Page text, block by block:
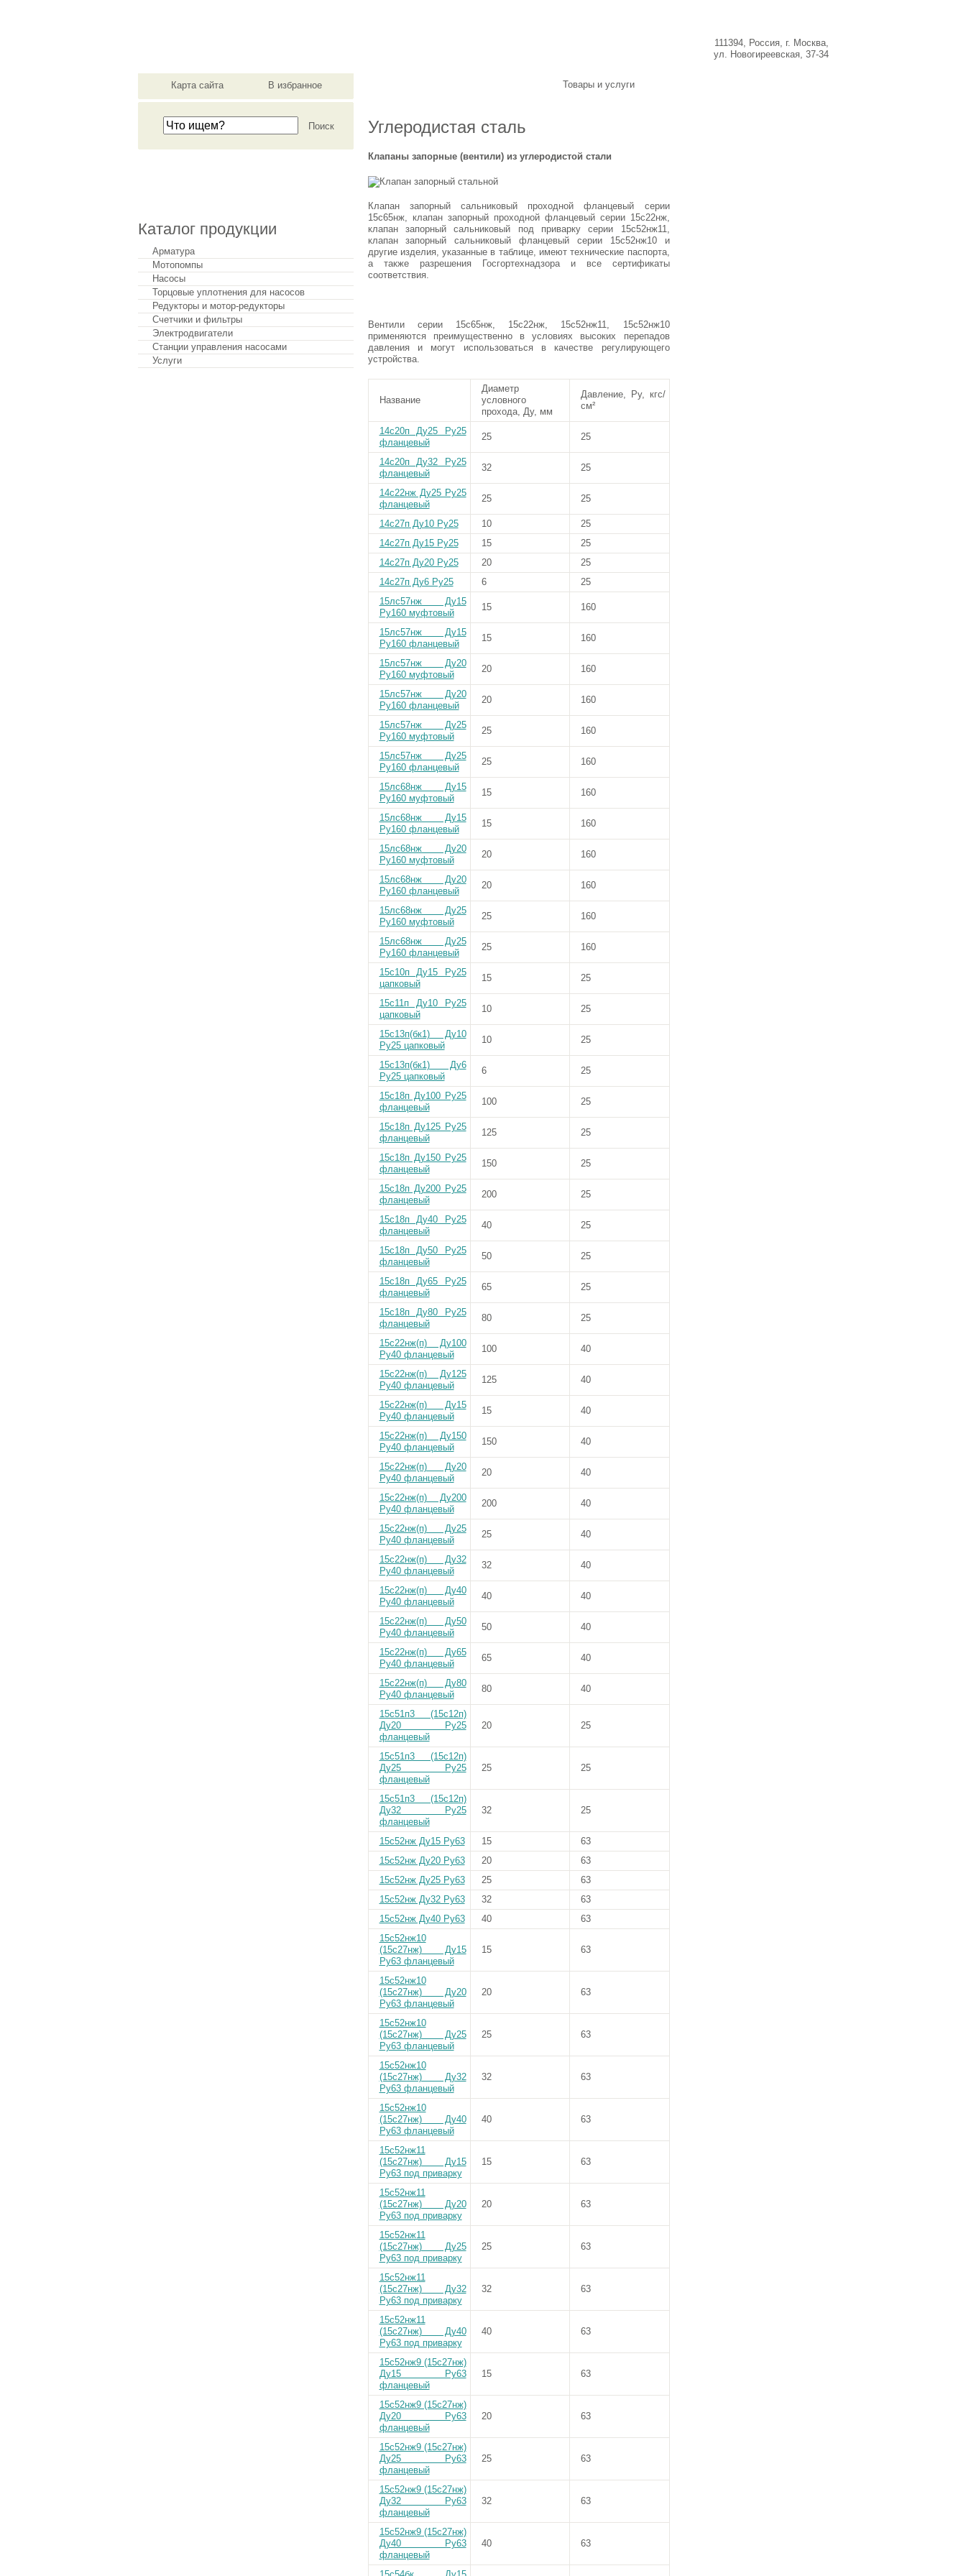
111394, Россия г. Москва,
ул. Новогиреевская, 37-34
Карта сайта В избранное Товары и услуги
Углеродистая сталь
Клапаны запорные (вентили) из углеродистой стали
Клапан запорный сальниковый проходной фланцевый серии
15с65нж, клапан запорный проходной фланцевый серии 15с22нж,
клапан запорный сальниковый под приварку серии 15с52нж11,
клапан запорный сальниковый фланцевый серии 15с52нж10 и
другие изделия, указанные в таблице, имеют технические паспорта,
а также разрешения Госгортехнадзора и все сертификаты
соответствия.
Вентили серии 15с65нж, 15с22нж, 15с52нж11, 15с52нж10
применяются преимущественно в условиях высоких перепадов
давления и могут использоваться в качестве регулирующего
устройства.
Название
Диаметр
условного
прохода, Ду, мм
Давление, Ру, кгс/
см²
14с20п Ду25 Ру25
фланцевый
25 25
14с20п Ду32 Ру25
фланцевый
32 25
14с22нж Ду25 Ру25
фланцевый
25 25
14с27п Ду10 Ру25 10
25
14с27п Ду15 Ру25
15
25
14с27п Ду20 Ру25
20
25
14с27п Ду6 Ру25
6
25
15лс57нж Ду15
Ру160 муфтовый
15 160
15лс57нж Ду15
Ру160 фланцевый
15 160
15лс57нж Ду20
Ру160 муфтовый
20 160
15лс57нж Ду20
Ру160 фланцевый
20 160
15лс57нж Ду25
Ру160 муфтовый
25 160
15лс57нж Ду25
Ру160 фланцевый
25 160
15лс68нж Ду15
Ру160 муфтовый
15 160
15лс68нж Ду15
Ру160 фланцевый
15 160
15лс68нж Ду20
Ру160 муфтовый
20 160
15лс68нж Ду20
Ру160 фланцевый
20 160
15лс68нж Ду25
Ру160 муфтовый
25 160
15лс68нж Ду25
Ру160 фланцевый
25 160
15с10п Ду15 Ру25
цапковый
15 25
15с11п Ду10 Ру25
цапковый
10 25
15с13п(бк1) Ду10
Ру25 цапковый
10 25
15с13п(бк1) Ду6
Ру25 цапковый
6 25
15с18п Ду100 Ру25
фланцевый
100 25
15с18п Ду125 Ру25
фланцевый
125 25
15с18п Ду150 Ру25
фланцевый
150 25
15с18п Ду200 Ру25
фланцевый
200 25
15с18п Ду40 Ру25
фланцевый
40 25
15с18п Ду50 Ру25
фланцевый
50 25
15с18п Ду65 Ру25
фланцевый
65 25
15с18п Ду80 Ру25
фланцевый
80 25
15с22нж(п) Ду100
Ру40 фланцевый
100 40
15с22нж(п) Ду125
Ру40 фланцевый
125 40
15с22нж(п) Ду15
Ру40 фланцевый
15 40
15с22нж(п) Ду150
Ру40 фланцевый
150 40
15с22нж(п) Ду20
Ру40 фланцевый
20 40
15с22нж(п) Ду200
Ру40 фланцевый
200 40
15с22нж(п) Ду25
Ру40 фланцевый
25 40
15с22нж(п) Ду32
Ру40 фланцевый
32 40
15с22нж(п) Ду40
Ру40 фланцевый
40 40
15с22нж(п) Ду50
Ру40 фланцевый
50 40
15с22нж(п) Ду65
Ру40 фланцевый
65 40
15с22нж(п) Ду80
Ру40 фланцевый
80 40
15с51п3 (15с12п)
Ду20 Ру25
фланцевый
20 25
15с51п3 (15с12п)
Ду25 Ру25
фланцевый
25 25
15с51п3 (15с12п)
Ду32 Ру25
фланцевый
32 25
15с52нж Ду15 Ру63 15
63
15с52нж Ду20 Ру63
20
63
15с52нж Ду25 Ру63
25
63
15с52нж Ду32 Ру63
32
63
15с52нж Ду40 Ру63
40
63
15с52нж10
(15с27нж) Ду15
Ру63 фланцевый
15 63
15с52нж10
(15с27нж) Ду20
Ру63 фланцевый
20 63
15с52нж10
(15с27нж) Ду25
Ру63 фланцевый
25 63
15с52нж10
(15с27нж) Ду32
Ру63 фланцевый
32 63
15с52нж10
(15с27нж) Ду40
Ру63 фланцевый
40 63
15с52нж11
(15с27нж) Ду15
Ру63 под приварку
15 63
15с52нж11
(15с27нж) Ду20
Ру63 под приварку
20 63
15с52нж11
(15с27нж) Ду25
Ру63 под приварку
25 63
15с52нж11
(15с27нж) Ду32
Ру63 под приварку
32 63
15с52нж11
(15с27нж) Ду40
Ру63 под приварку
40 63
15с52нж9 (15с27нж)
Ду15 Ру63
фланцевый
15 63
15с52нж9 (15с27нж)
Ду20 Ру63
фланцевый
20 63
15с52нж9 (15с27нж)
Ду25 Ру63
фланцевый
25 63
15с52нж9 (15с27нж)
Ду32 Ру63
фланцевый
32 63
15с52нж9 (15с27нж)
Ду40 Ру63
фланцевый
40 63
Каталог продукции
Арматура
Мотопомпы
Насосы
Торцовые уплотнения для насосов
Редукторы и мотор-редукторы
Счетчики и фильтры
Электродвигатели
Станции управления насосами
Услуги